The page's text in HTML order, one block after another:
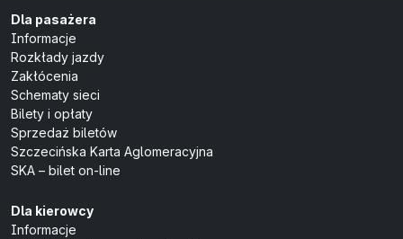
Dla pasażera
Informacje
Rozkłady jazdy
Zakłócenia
Schematy sieci
Bilety i opłaty
Sprzedaż biletów
Szczecińska Karta Aglomeracyjna
SKA – bilet on-line
Dla kierowcy
Informacje